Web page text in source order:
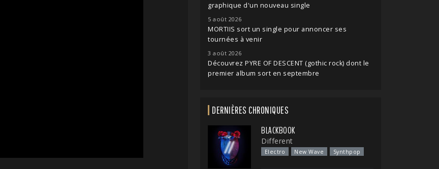
graphique d'un nouveau single
5 août 2026
MORTIIS sort un single pour annoncer ses
tournées à venir
3 août 2026
Découvrez PYRE OF DESCENT (gothic rock) dont le
premier album sort en septembre
DERNIÈRES CHRONIQUES
BLACKBOOK
Different
Electro New Wave Synthpop